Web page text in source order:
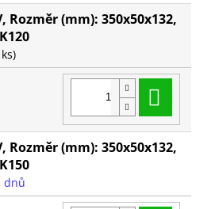
Rozměr (mm): 350x50x132,
Rozměr (mm): 350x50x132,
dnů